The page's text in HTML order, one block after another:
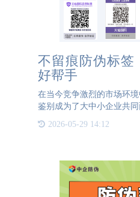
不留痕防伪标签
好帮手
在当今竞争激烈的市场环
鉴别成为了大中小企业共同
得力助手，有效打击假冒
2026-05-29 14:12